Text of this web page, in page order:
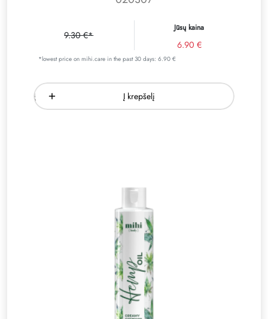
9.30 €*
Jūsų kaina
6.90 €
*lowest price on mihi.care in the past 30 days: 6.90 €
Į krepšelį